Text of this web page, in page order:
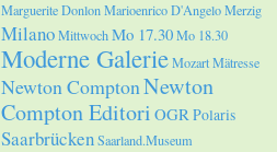
Marguerite DonlonMarioenrico D'AngeloMerzig
MilanoMittwochMo 17.30Mo 18.30
Moderne GalerieMozartMätresse
Newton ComptonNewton
Compton Editori OGRPolaris
SaarbrückenSaarland.Museum